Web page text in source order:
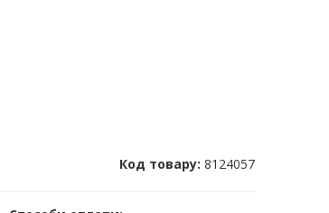
Код товару: 8124057